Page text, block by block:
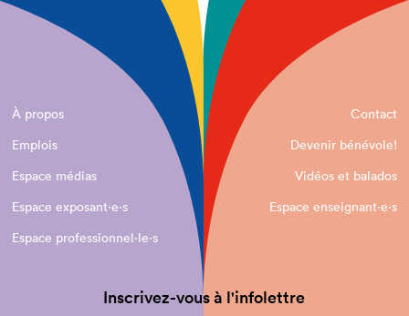
À propos
Contact
Emplois
Devenir bénévole!
Espace médias
Vidéos et balados
Espace exposant·e⋅s
Espace enseignant·e⋅s
Espace professionnel·le⋅s
Inscrivez-vous à l'infolettre